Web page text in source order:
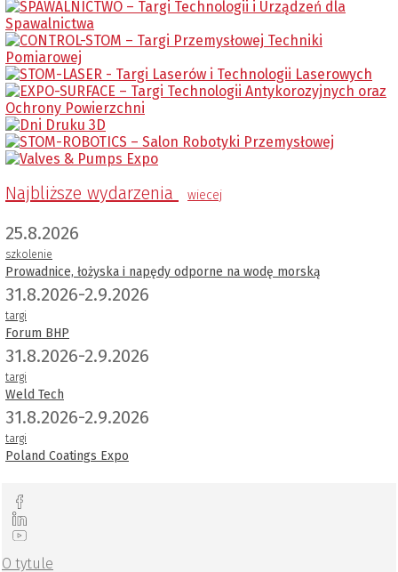
Najbliższe wydarzenia wiecej
25.8.2026
szkolenie
Prowadnice, łożyska i napędy odporne na wodę morską
31.8.2026-2.9.2026
targi
Forum BHP
31.8.2026-2.9.2026
targi
Weld Tech
31.8.2026-2.9.2026
targi
Poland Coatings Expo
O tytule